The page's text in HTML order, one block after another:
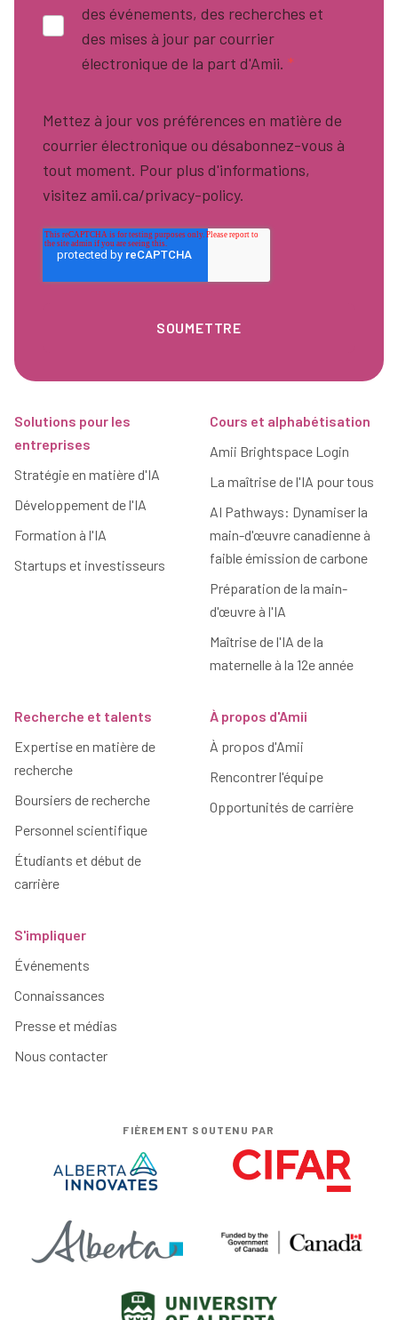
des événements, des recherches et
des mises à jour par courrier
électronique de la part d'Amii. *
Mettez à jour vos préférences en matière de
courrier électronique ou désabonnez-vous à
tout moment. Pour plus d'informations,
visitez amii.ca/privacy-policy.
Solutions pour les
entreprises
Stratégie en matière d'IA
Développement de l'IA
Formation à l'IA
Startups et investisseurs
Cours et alphabétisation
Amii Brightspace Login
La maîtrise de l'IA pour tous
AI Pathways: Dynamiser la
main-d'œuvre canadienne à
faible émission de carbone
Préparation de la main-
d'œuvre à l'IA
Maîtrise de l'IA de la
maternelle à la 12e année
Recherche et talents
Expertise en matière de
recherche
Boursiers de recherche
Personnel scientifique
Étudiants et début de
carrière
À propos d'Amii
À propos d'Amii
Rencontrer l'équipe
Opportunités de carrière
S'impliquer
Événements
Connaissances
Presse et médias
Nous contacter
FIÈREMENT SOUTENU PAR